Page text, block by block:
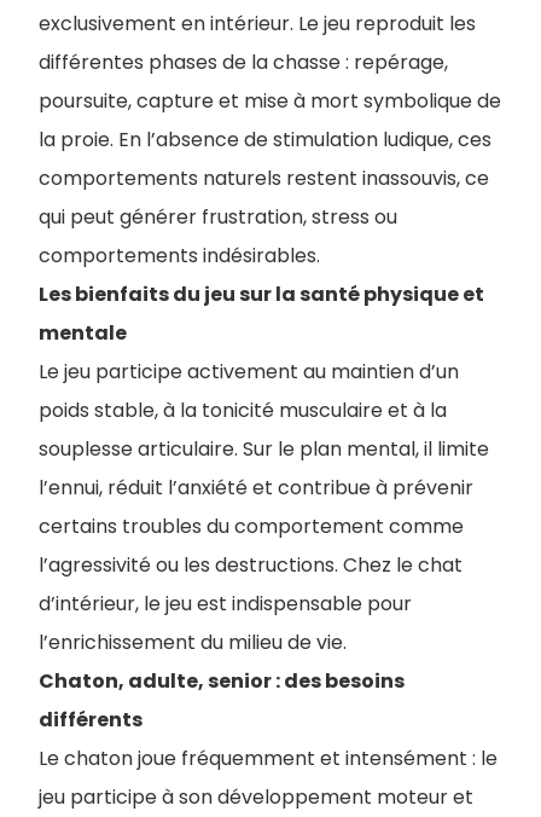
exclusivement en intérieur. Le jeu reproduit les
différentes phases de la chasse : repérage,
poursuite, capture et mise à mort symbolique de
la proie. En l’absence de stimulation ludique, ces
comportements naturels restent inassouvis, ce
qui peut générer frustration, stress ou
comportements indésirables.
Les bienfaits du jeu sur la santé physique et
mentale
Le jeu participe activement au maintien d’un
poids stable, à la tonicité musculaire et à la
souplesse articulaire. Sur le plan mental, il limite
l’ennui, réduit l’anxiété et contribue à prévenir
certains troubles du comportement comme
l’agressivité ou les destructions. Chez le chat
d’intérieur, le jeu est indispensable pour
l’enrichissement du milieu de vie.
Chaton, adulte, senior : des besoins
différents
Le chaton joue fréquemment et intensément : le
jeu participe à son développement moteur et